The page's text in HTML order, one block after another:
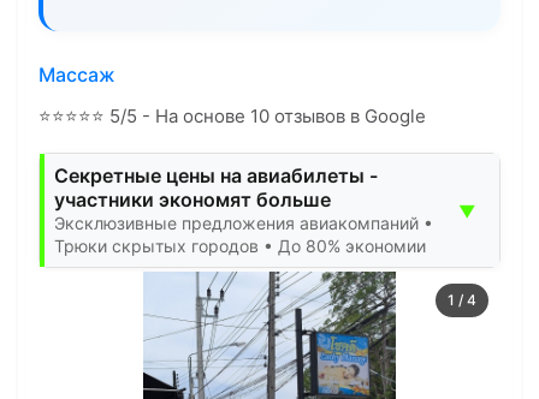
Массаж
⭐⭐⭐⭐⭐ 5/5 - На основе 10 отзывов в Google
Секретные цены на авиабилеты -
участники экономят больше
Эксклюзивные предложения авиакомпаний •
Трюки скрытых городов • До 80% экономии
▼
1 / 4